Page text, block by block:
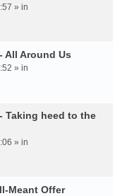
» in
All Around Us
» in
Taking heed to the
» in
Meant Offer